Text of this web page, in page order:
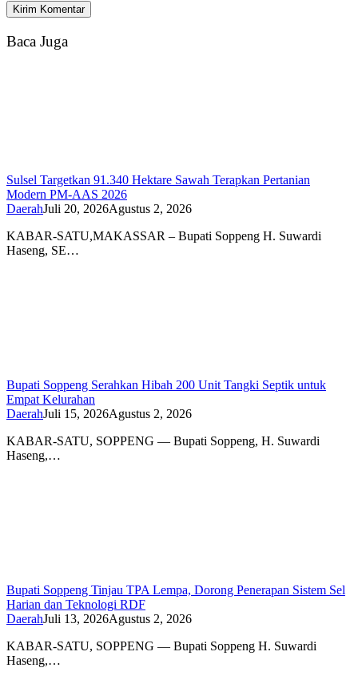
Baca Juga
Sulsel Targetkan 91.340 Hektare Sawah Terapkan Pertanian
Modern PM-AAS 2026
DaerahJuli 20, 2026Agustus 2, 2026
KABAR-SATU,MAKASSAR – Bupati Soppeng H. Suwardi
Haseng, SE…
Bupati Soppeng Serahkan Hibah 200 Unit Tangki Septik untuk
Empat Kelurahan
DaerahJuli 15, 2026Agustus 2, 2026
KABAR-SATU, SOPPENG — Bupati Soppeng, H. Suwardi
Haseng,…
Bupati Soppeng Tinjau TPA Lempa, Dorong Penerapan Sistem Sel
Harian dan Teknologi RDF
DaerahJuli 13, 2026Agustus 2, 2026
KABAR-SATU, SOPPENG — Bupati Soppeng H. Suwardi
Haseng,…